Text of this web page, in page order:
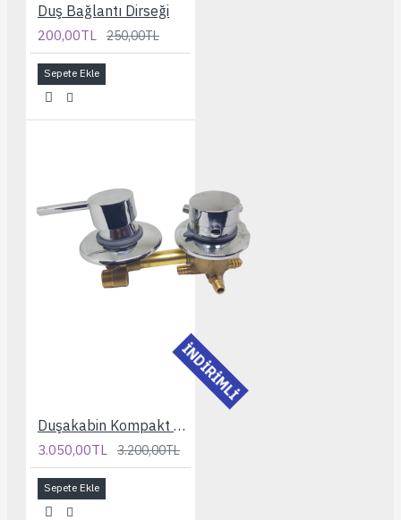
Duş Bağlantı Dirseği
200,00TL 250,00TL
Sepete Ekle
İNDİRİMLİ
Duşakabin Kompakt Sistem 2 Yollu 10 cm. Batarya
3.050,00TL 3.200,00TL
Sepete Ekle